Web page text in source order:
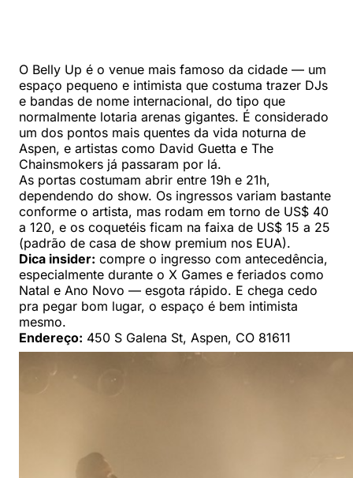
O Belly Up é o venue mais famoso da cidade — um
espaço pequeno e intimista que costuma trazer DJs
e bandas de nome internacional, do tipo que
normalmente lotaria arenas gigantes. É considerado
um dos pontos mais quentes da vida noturna de
Aspen, e artistas como David Guetta e The
Chainsmokers já passaram por lá.
As portas costumam abrir entre 19h e 21h,
dependendo do show. Os ingressos variam bastante
conforme o artista, mas rodam em torno de US$ 40
a 120, e os coquetéis ficam na faixa de US$ 15 a 25
(padrão de casa de show premium nos EUA).
Dica insider: compre o ingresso com antecedência,
especialmente durante o X Games e feriados como
Natal e Ano Novo — esgota rápido. E chega cedo
pra pegar bom lugar, o espaço é bem intimista
mesmo.
Endereço: 450 S Galena St, Aspen, CO 81611